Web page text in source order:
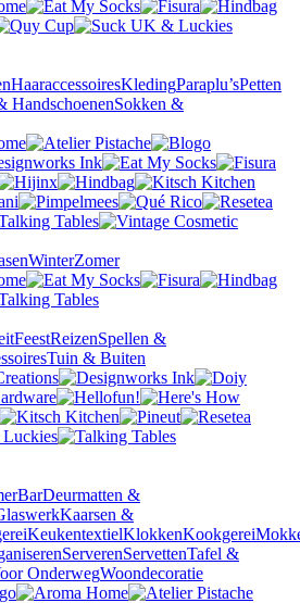
HaaraccessoiresKledingParaplu’sPetten
HandschoenenSokken &
WinterZomer
FeestReizenSpellen &
Tuin & Buiten
BarDeurmatten &
Kaarsen &
KeukentextielKlokkenKookgerei
ServerenServettenTafel &
OnderwegWoondecoratie